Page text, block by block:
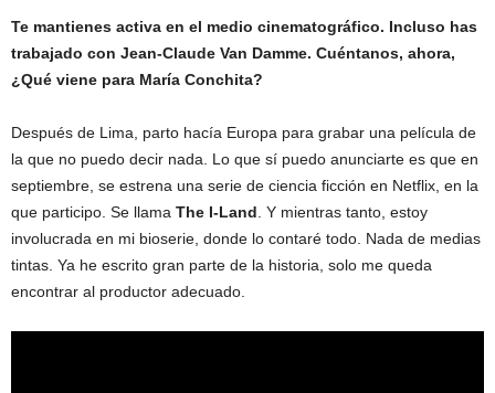
Te mantienes activa en el medio cinematográfico. Incluso has
trabajado con Jean-Claude Van Damme. Cuéntanos, ahora,
¿Qué viene para María Conchita?
Después de Lima, parto hacía Europa para grabar una película de
la que no puedo decir nada. Lo que sí puedo anunciarte es que en
septiembre, se estrena una serie de ciencia ficción en Netflix, en la
que participo. Se llama The I-Land . Y mientras tanto, estoy
involucrada en mi bioserie, donde lo contaré todo. Nada de medias
tintas. Ya he escrito gran parte de la historia, solo me queda
encontrar al productor adecuado.